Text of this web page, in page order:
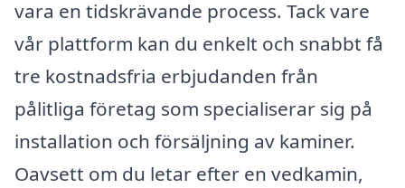
vara en tidskrävande process. Tack vare
vår plattform kan du enkelt och snabbt få
tre kostnadsfria erbjudanden från
pålitliga företag som specialiserar sig på
installation och försäljning av kaminer.
Oavsett om du letar efter en vedkamin,